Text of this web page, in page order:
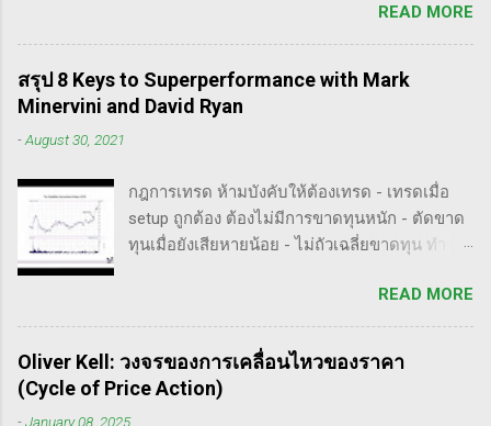
จังหวะที่เหมาะสมในการเข้าเทรด . - วิธีการที่
พิสูจน์แล้วว่าทำเงินได้จริงและทำซ้ำได้ตลอด
(Method): การมีระบบหรือกลยุทธ์ที่ชัดเจนในการ
เทรดเป็นสิ่งสำคัญ เพราะจะช่วยให้คุณไม่หลงลืม
(Patience): การรอคอยและไม่รีบร้อนถือเป็น
คุณสมบัติที่สำคัญในนักเทรด ความอดทนช่วยให้
คุณสามารถทนต่อความผันผวนของตลาดและรอ
คอยจังหวะที่ดี...
เอง, ก็เลยอดตื่นใจไม่ได้กับข้อมูลที่เขาเขียนถึง "
How Manipulators Operate " ซึีงผมตีความว่ามัน
น่าเป็น " ขั้นตอนการทำราคาของ Market Maker "
พอได้สแกนคร่าวๆแล้วก็รู้สึกว่าน่าสนใจ เลย
พยายามแปลให้ตัวเองรู้เรื่อง แม้ว่าภาษาของแกจะ
อาจจะไม่เป๊ะตามใจความที่เขาพยายามสื่อ แต่ก็
น่าจะพอเห็นภาพได้ในระดับหนึ่งครับ ใครที่ภาษา
อังกฤษคล่องๆ ก็ไปอ่านต้นฉบับได้ที่ลิ้งค์นี้นะ
3/01/21/book-review-of-stock-market-
technique-number-one-by-richard-d-wyckoff/
ขั้นตอนการทำราคาของ Market Maker 1) เลือก
เป้าหมาย - ทำการทดสอบอย่างต่อเนื่องเพื่อดูว่า
READ MORE
สรุป 8 Keys to Superperformance with Mark
Minervini and David Ryan
-August 30, 2021
กฎการเทรด ห้ามบังคับให้ต้องเทรด - เทรดเมื่อ
setup ถูกต้อง ต้องไม่มีการขาดทุนหนัก - ตัดขาด
ทุนเมื่อยังเสียหายน้อย - ไม่ถัวเฉลี่ยขาดทุน ทำ
ตนเอง และต้องตั้งกฏขึ้นมา - ต้องมีวินัย ทำตาม
กฎ - ต้องอยู่ในขอบเขตความรู้/สามารถในการ
แข่งขันตน - เทรดตาม setup ที่คุ้นเคย - ห้ามถัว
เฉลี่ยขาดทุน เป้าหมายของนักเทรดมืออาชีพ -
ตัดขาดทุนให้เสียหายน้อยไว้ก่อน - กินกำไรคำ
READ MORE
Oliver Kell: วงจรของการเคลื่อนไหวของราคา
(Cycle of Price Action)
-January 08, 2025